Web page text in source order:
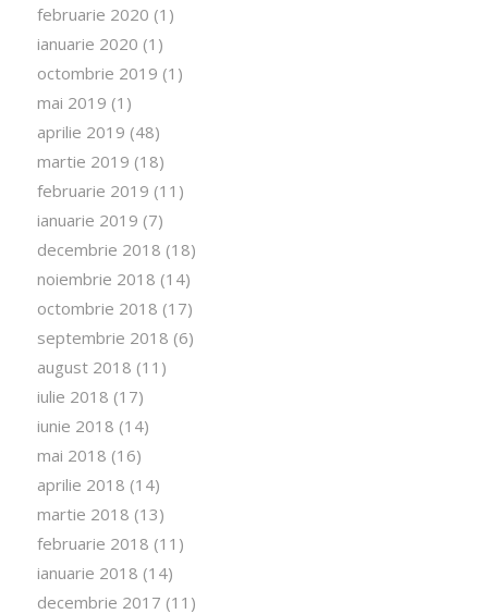
februarie 2020 (1)
ianuarie 2020 (1)
octombrie 2019 (1)
mai 2019 (1)
aprilie 2019 (48)
martie 2019 (18)
februarie 2019 (11)
ianuarie 2019 (7)
decembrie 2018 (18)
noiembrie 2018 (14)
octombrie 2018 (17)
septembrie 2018 (6)
august 2018 (11)
iulie 2018 (17)
iunie 2018 (14)
mai 2018 (16)
aprilie 2018 (14)
martie 2018 (13)
februarie 2018 (11)
ianuarie 2018 (14)
decembrie 2017 (11)